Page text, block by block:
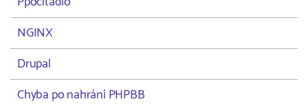
NGINX
Drupal
Chyba po nahrání PHPBB